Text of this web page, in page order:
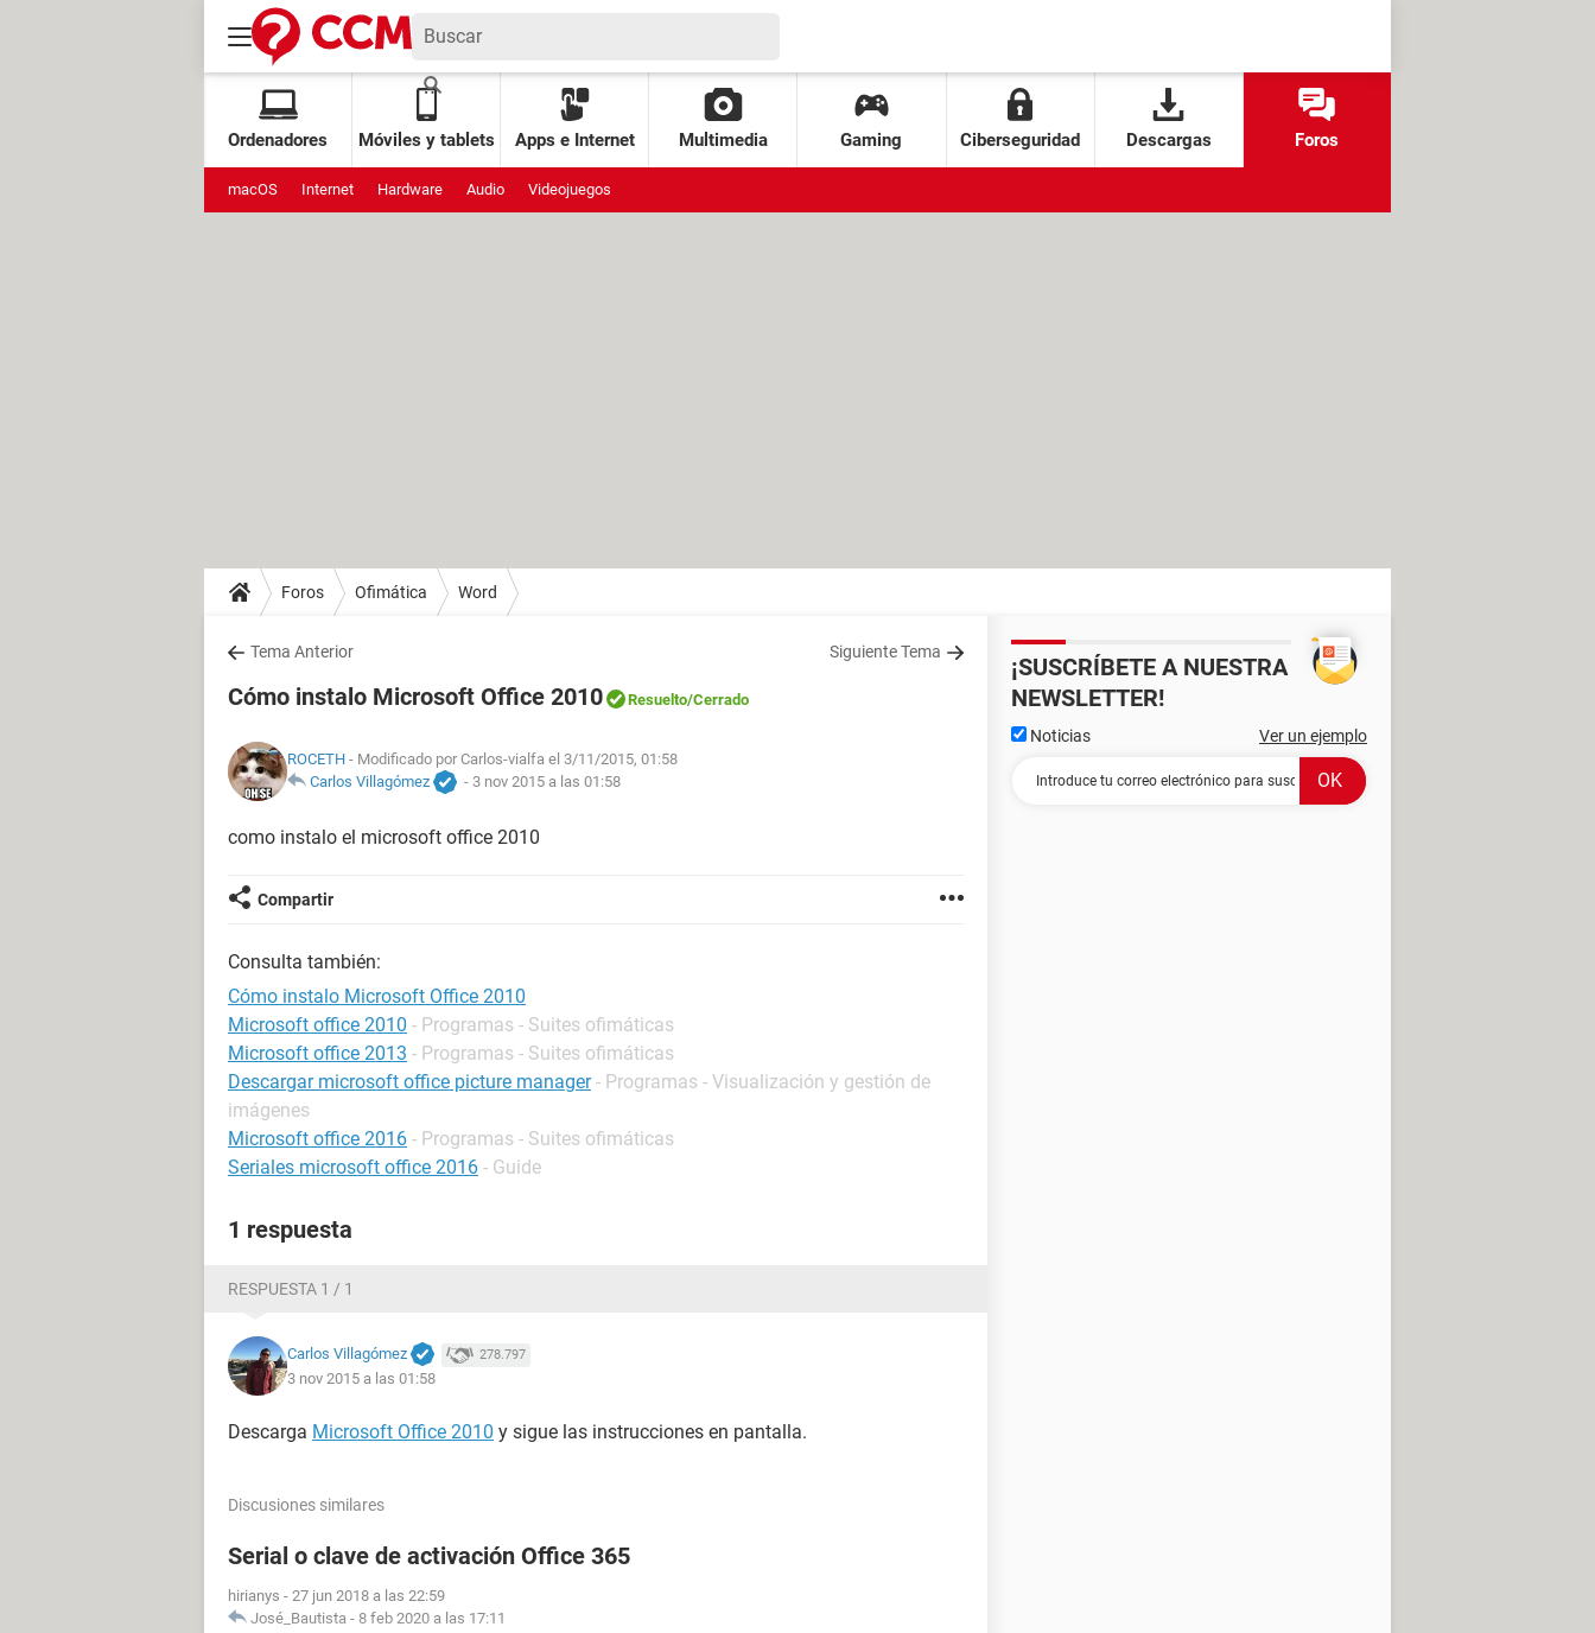
Ordenadores Móviles y tablets Apps e Internet Multimedia Gaming Ciberseguridad Descargas Foros
macOS Internet Hardware Audio Videojuegos
Foros Ofimática Word
Tema Anterior Siguiente Tema
Cómo instalo Microsoft Office 2010 Resuelto/Cerrado
ROCETH - Modificado por Carlos-vialfa el 3/11/2015, 01:58
Carlos Villagómez
- 3 nov 2015 a las 01:58
como instalo el microsoft office 2010
Compartir
Consulta también:
Cómo instalo Microsoft Office 2010
Microsoft office 2010 - Programas - Suites ofimáticas
Microsoft office 2013 - Programas - Suites ofimáticas
Descargar microsoft office picture manager - Programas - Visualización y gestión de
imágenes
Microsoft office 2016 - Programas - Suites ofimáticas
Seriales microsoft office 2016 - Guide
1 respuesta
RESPUESTA 1 / 1
Carlos Villagómez 278.797
3 nov 2015 a las 01:58
Descarga Microsoft Office 2010 y sigue las instrucciones en pantalla.
Discusiones similares
Serial o clave de activación Office 365
hirianys - 27 jun 2018 a las 22:59
José_Bautista - 8 feb 2020 a las 17:11
¡SUSCRÍBETE A NUESTRA
NEWSLETTER!
Noticias Ver un ejemplo